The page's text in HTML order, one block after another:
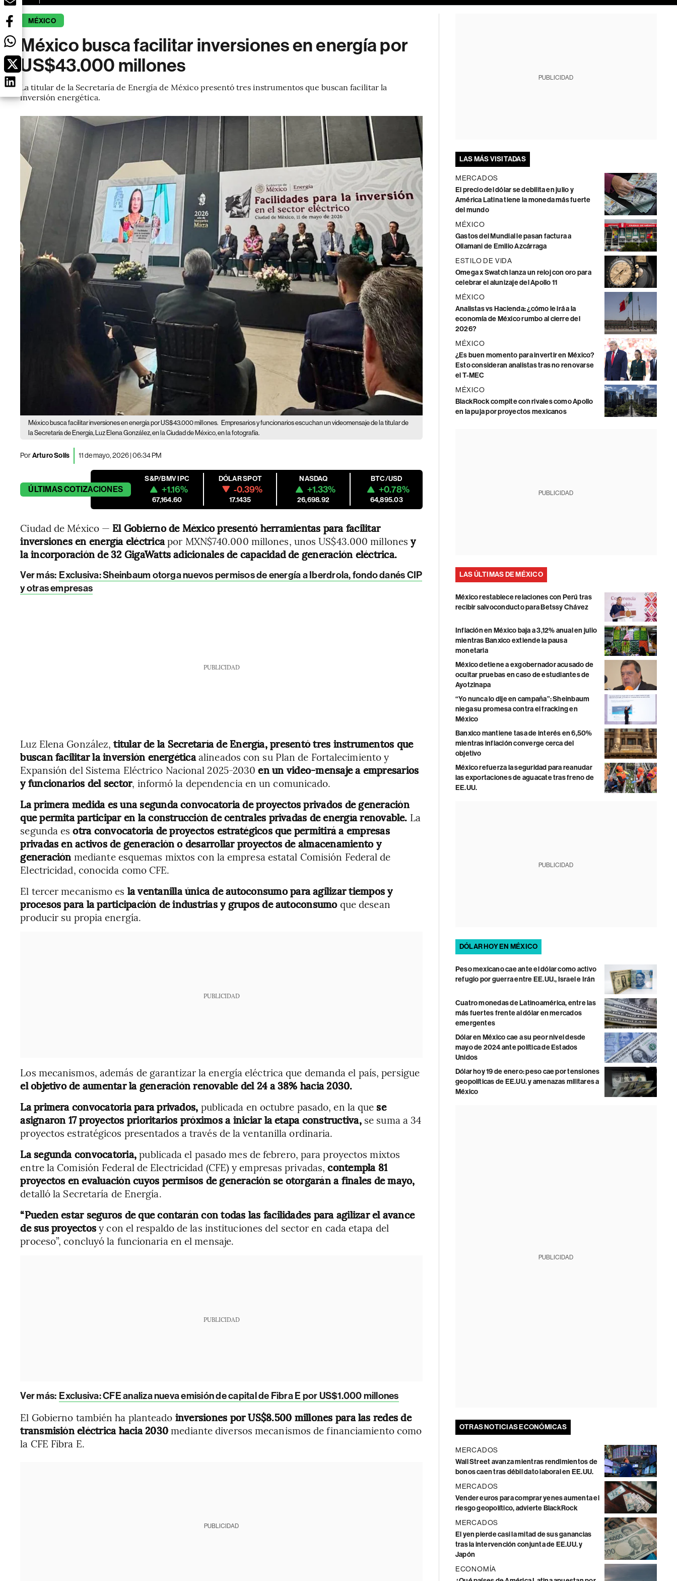
MÉXICO
México busca facilitar inversiones en energía por
US$43.000 millones
La titular de la Secretaría de Energía de México presentó tres instrumentos que buscan facilitar la
inversión energética.
México busca facilitar inversiones en energía por US$43.000 millones. Empresarios y funcionarios escuchan un videomensaje de la titular de
la Secretaría de Energía, Luz Elena González, en la Ciudad de México, en la fotografía.
PorArturo Solís 11 de mayo, 2026 | 06:34 PM
ÚLTIMASCOTIZACIONES
S&P/BMV IPC
+1.16%
67,164.60
DÓLAR SPOT
-0.39%
17.1435
NASDAQ
+1.33%
26,698.92
BTC/USD
+0.78%
64,895.03
Ciudad de México — El Gobierno de México presentó herramientas para facilitar
inversiones en energía eléctricapor MXN$740.000 millones, unos US$43.000 millonesy
la incorporación de 32 GigaWatts adicionales de capacidad de generación eléctrica.
Ver más: Exclusiva: Sheinbaum otorga nuevos permisos de energía a Iberdrola, fondo danés CIP
y otras empresas
PUBLICIDAD
Luz Elena González,titular de la Secretaría de Energía, presentó tres instrumentos que
buscan facilitar la inversión energéticaalineados con su Plan de Fortalecimiento y
Expansión del Sistema Eléctrico Nacional 2025-2030en un video-mensaje a empresarios
y funcionarios del sector, informó la dependencia en un comunicado.
La primera medida es una segunda convocatoria de proyectos privados de generación
que permita participar en la construcción de centrales privadas de energía renovable. La
segunda esotra convocatoria de proyectos estratégicos que permitirá a empresas
privadas en activos de generación o desarrollar proyectos de almacenamiento y
generación mediante esquemas mixtos con la empresa estatal Comisión Federal de
Electricidad, conocida como CFE.
El tercer mecanismo es la ventanilla única de autoconsumo para agilizar tiempos y
procesos para la participación de industrias y grupos de autoconsumoque desean
producir su propia energía.
PUBLICIDAD
Los mecanismos, además de garantizar la energía eléctrica que demanda el país, persigue
el objetivo de aumentar la generación renovable del 24 a 38% hacia 2030.
La primera convocatoria para privados, publicada en octubre pasado, en la que se
asignaron 17 proyectos prioritarios próximos a iniciar la etapa constructiva, se suma a 34
proyectos estratégicos presentados a través de la ventanilla ordinaria.
La segunda convocatoria,publicada el pasado mes de febrero, para proyectos mixtos
entre la Comisión Federal de Electricidad (CFE) y empresas privadas, contempla 81
proyectos en evaluación cuyos permisos de generación se otorgarán a finales de mayo,
detalló la Secretaría de Energía.
“Pueden estar seguros de que contarán con todas las facilidades para agilizar el avance
de sus proyectosy con el respaldo de las instituciones del sector en cada etapa del
proceso”, concluyó la funcionaria en el mensaje.
PUBLICIDAD
Ver más: Exclusiva: CFE analiza nueva emisión de capital de Fibra E por US$1.000 millones
El Gobierno también ha planteado inversiones por US$8.500 millones para las redes de
transmisión eléctrica hacia 2030mediante diversos mecanismos de financiamiento como
la CFE Fibra E.
PUBLICIDAD
PUBLICIDAD
LAS MÁS VISITADAS
MERCADOS
El precio del dólar se debilita en julio y
América Latina tiene la moneda más fuerte
del mundo
MÉXICO
Gastos del Mundial le pasan factura a
Ollamani de Emilio Azcárraga
ESTILO DE VIDA
Omega x Swatch lanza un reloj con oro para
celebrar el alunizaje del Apollo 11
MÉXICO
Analistas vs Hacienda: ¿cómo le irá a la
economía de México rumbo al cierre del
2026?
MÉXICO
¿Es buen momento para invertir en México?
Esto consideran analistas tras no renovarse
el T-MEC
MÉXICO
BlackRock compite con rivales como Apollo
en la puja por proyectos mexicanos
PUBLICIDAD
LAS ÚLTIMAS DE MÉXICO
México restablece relaciones con Perú tras
recibir salvoconducto para Betssy Chávez
Inflación en México baja a 3,12% anual en julio
mientras Banxico extiende la pausa
monetaria
México detiene a exgobernador acusado de
ocultar pruebas en caso de estudiantes de
Ayotzinapa
“Yo nunca lo dije en campaña”: Sheinbaum
niega su promesa contra el fracking en
México
Banxico mantiene tasa de interés en 6,50%
mientras inflación converge cerca del
objetivo
México refuerza la seguridad para reanudar
las exportaciones de aguacate tras freno de
EE.UU.
PUBLICIDAD
DÓLAR HOY EN MÉXICO
Peso mexicano cae ante el dólar como activo
refugio por guerra entre EE.UU., Israel e Irán
Cuatro monedas de Latinoamérica, entre las
más fuertes frente al dólar en mercados
emergentes
Dólar en México cae a su peor nivel desde
mayo de 2024 ante política de Estados
Unidos
Dólar hoy 19 de enero: peso cae por tensiones
geopolíticas de EE.UU. y amenazas militares a
México
PUBLICIDAD
OTRAS NOTICIAS ECONÓMICAS
MERCADOS
Wall Street avanza mientras rendimientos de
bonos caen tras débil dato laboral en EE.UU.
MERCADOS
Vender euros para comprar yenes aumenta el
riesgo geopolítico, advierte BlackRock
MERCADOS
El yen pierde casi la mitad de sus ganancias
tras la intervención conjunta de EE.UU. y
Japón
ECONOMÍA